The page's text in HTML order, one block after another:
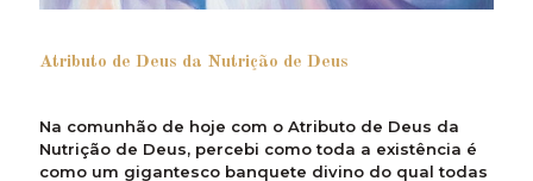
Atributo de Deus da Nutrição de Deus
Na comunhão de hoje com o Atributo de Deus da
Nutrição de Deus, percebi como toda a existência é
como um gigantesco banquete divino do qual todas